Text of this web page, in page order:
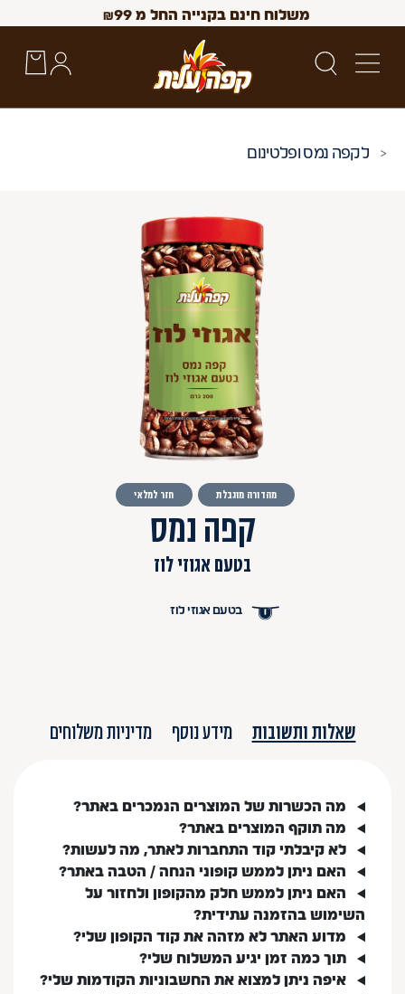
משלוח חינם בקנייה החל מ ₪99
Up and Down arrow keys to navigate search results.
קפה נמס ופלטינום
מהדורה מוגבלת חזר למלאי
קפה נמס
בטעם אגוזי לוז
בטעם אגוזי לוז
שאלות ותשובות מידע נוסף מדיניות משלוחים
מה הכשרות של המוצרים הנמכרים באתר?
מה תוקף המוצרים באתר?
לא קיבלתי קוד התחברות לאתר, מה לעשות?
האם ניתן לממש קופוני הנחה / הטבה באתר?
האם ניתן לממש חלק מהקופון ולחזור על
השימוש בהזמנה עתידית?
מדוע האתר לא מזהה את קוד הקופון שלי?
תוך כמה זמן יגיע המשלוח שלי?
איפה ניתן למצוא את החשבוניות הקודמות שלי?